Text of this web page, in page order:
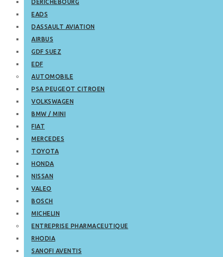
DERICHEBOURG
EADS
DASSAULT AVIATION
AIRBUS
GDF SUEZ
EDF
AUTOMOBILE
PSA PEUGEOT CITROEN
VOLKSWAGEN
BMW / MINI
FIAT
MERCEDES
TOYOTA
HONDA
NISSAN
VALEO
BOSCH
MICHELIN
ENTREPRISE PHARMACEUTIQUE
RHODIA
SANOFI AVENTIS